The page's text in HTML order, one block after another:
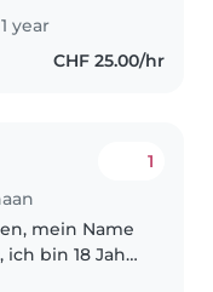
Kindern zu
schon früh
year
CHF 25.00/hr
1
mein Name
bin 18 Jahre